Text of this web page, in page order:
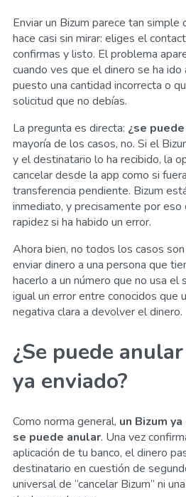
Enviar un Bizum parece tan simple
hace casi sin mirar: eliges el
confirmas y listo. El problema
cuando ves que el dinero se ha
puesto una cantidad incorrecta o
solicitud que no debías.
La pregunta es directa: ¿se
mayoría de los casos, no. Si el
y el destinatario lo ha recibido, la
cancelar desde la app como si
transferencia pendiente. Bizum
inmediato, y precisamente por eso
rapidez si ha habido un error.
Ahora bien, no todos los casos
enviar dinero a una persona que
hacerlo a un número que no usa el
igual un error entre conocidos que
negativa clara a devolver el dinero.
¿Se puede
ya enviado?
Como norma general, un Bizum
se puede anular. Una vez
aplicación de tu banco, el dinero
destinatario en cuestión de
universal de “cancelar Bizum” ni